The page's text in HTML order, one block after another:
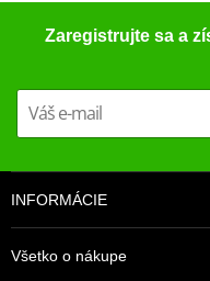
Zaregistrujte sa a
INFORMÁCIE
Všetko o nákupe